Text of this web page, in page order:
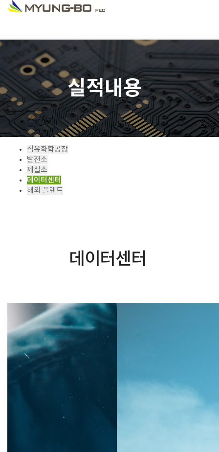
실적내용
석유화학공장
발전소
제철소
데이터센터
해외 플랜트
데이터센터